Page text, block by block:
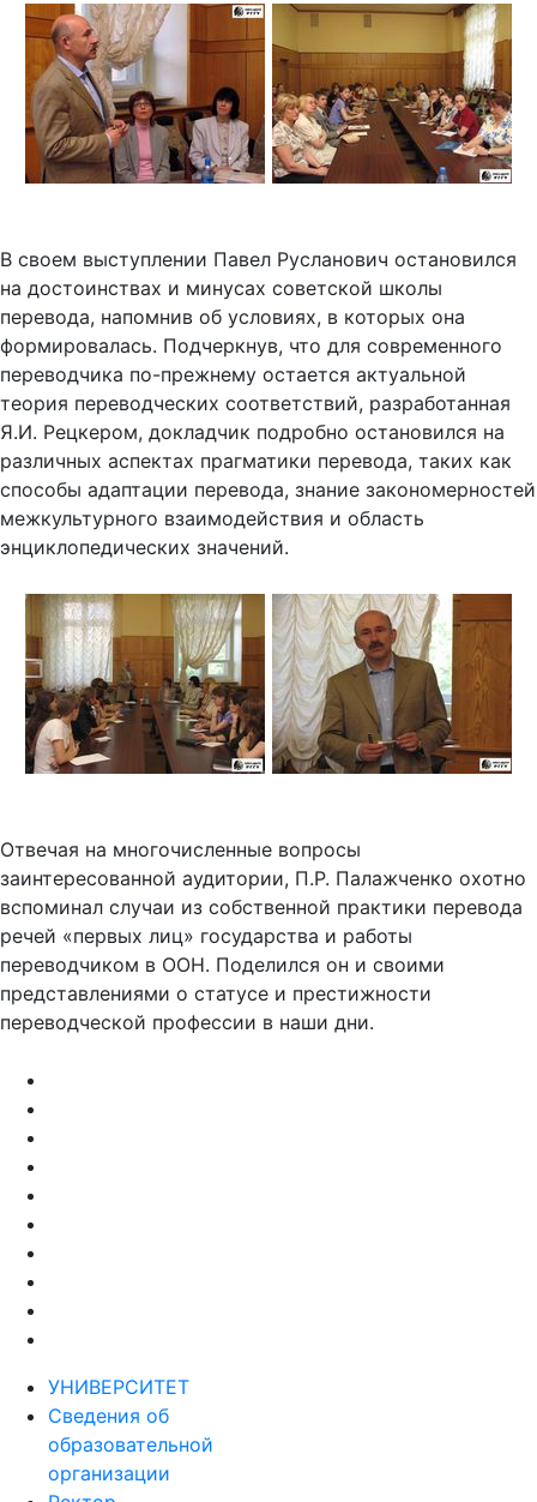
В своем выступлении Павел Русланович остановился
на достоинствах и минусах советской школы
перевода, напомнив об условиях, в которых она
формировалась. Подчеркнув, что для современного
переводчика по-прежнему остается актуальной
теория переводческих соответствий, разработанная
Я.И. Рецкером, докладчик подробно остановился на
различных аспектах прагматики перевода, таких как
способы адаптации перевода, знание закономерностей
межкультурного взаимодействия и область
энциклопедических значений.
Отвечая на многочисленные вопросы
заинтересованной аудитории, П.Р. Палажченко охотно
вспоминал случаи из собственной практики перевода
речей «первых лиц» государства и работы
переводчиком в ООН. Поделился он и своими
представлениями о статусе и престижности
переводческой профессии в наши дни.
УНИВЕРСИТЕТ
Сведения об
образовательной
организации